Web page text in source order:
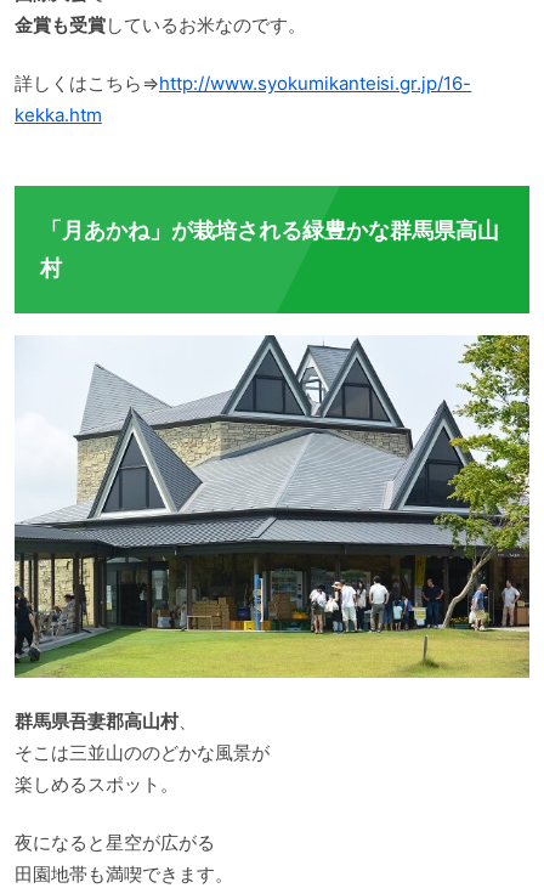
金賞も受賞しているお米なのです。
詳しくはこちら⇒http://www.syokumikanteisi.gr.jp/16-
kekka.htm
「月あかね」が栽培される緑豊かな群馬県高山
村
群馬県吾妻郡高山村、
そこは三並山ののどかな風景が
楽しめるスポット。
夜になると星空が広がる
田園地帯も満喫できます。